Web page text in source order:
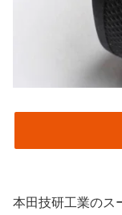
本田技研工業のス